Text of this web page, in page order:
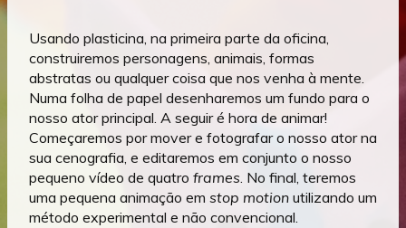
Usando plasticina, na primeira parte da oficina,
construiremos personagens, animais, formas
abstratas ou qualquer coisa que nos venha à mente.
Numa folha de papel desenharemos um fundo para o
nosso ator principal. A seguir é hora de animar!
Começaremos por mover e fotografar o nosso ator na
sua cenografia, e editaremos em conjunto o nosso
pequeno vídeo de quatro frames. No final, teremos
uma pequena animação em stop motion utilizando um
método experimental e não convencional.